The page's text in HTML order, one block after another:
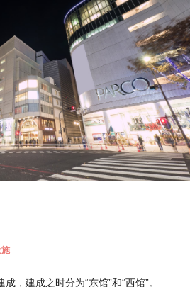
，建成之时分为“东馆”和“西馆”。